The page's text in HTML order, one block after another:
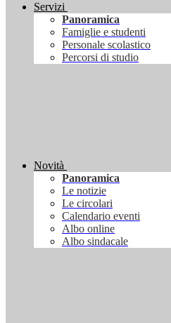
Servizi
Panoramica
Famiglie e studenti
Personale scolastico
Percorsi di studio
Novità
Panoramica
Le notizie
Le circolari
Calendario eventi
Albo online
Albo sindacale